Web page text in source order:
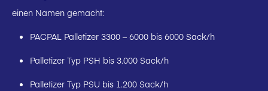
einen Namen gemacht:
PACPAL Palletizer 3300 – 6000 bis 6000 Sack/h
Palletizer Typ PSH bis 3.000 Sack/h
Palletizer Typ PSU bis 1.200 Sack/h